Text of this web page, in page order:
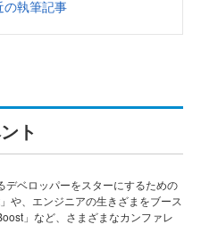
の執筆記事
ト
ベロッパーをスターにするための
や、エンジニアの生きざまをブース
」など、さまざまなカンファレ